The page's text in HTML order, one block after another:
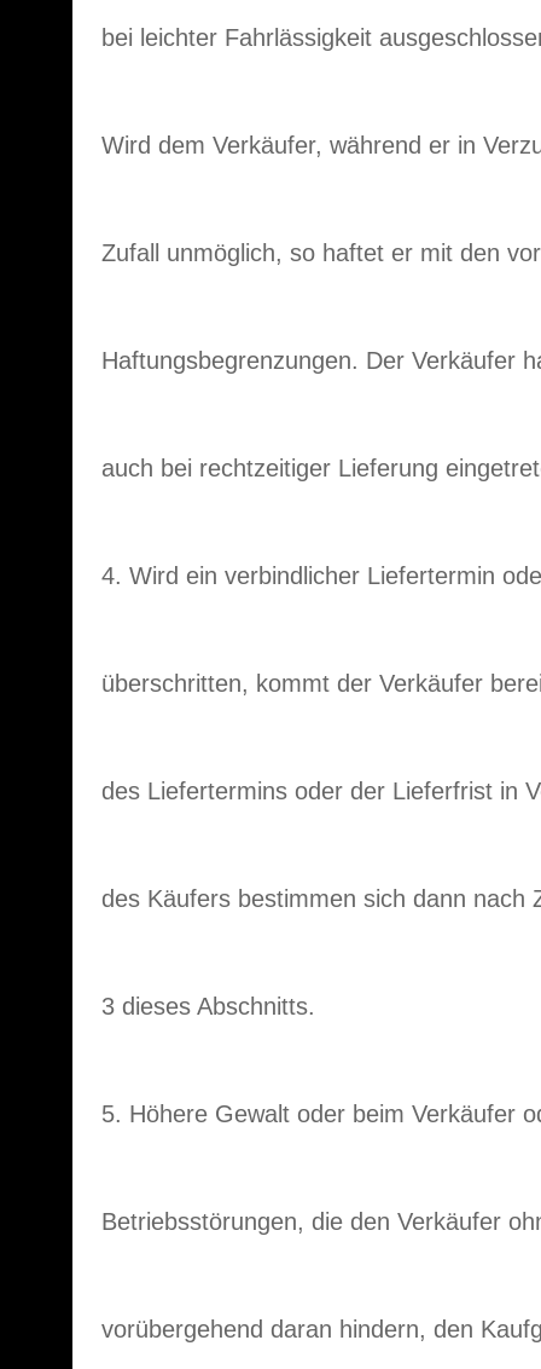
bei leichter Fahrlässigkeit
Wird dem Verkäufer, während er in
Zufall unmöglich, so haftet er mit den
Haftungsbegrenzungen. Der Verkäufer
auch bei rechtzeitiger Lieferung
4. Wird ein verbindlicher Liefertermin
überschritten, kommt der Verkäufer
des Liefertermins oder der Lieferfrist in
des Käufers bestimmen sich dann nach
3 dieses Abschnitts.
5. Höhere Gewalt oder beim Verkäufer
Betriebsstörungen, die den Verkäufer
vorübergehend daran hindern, den